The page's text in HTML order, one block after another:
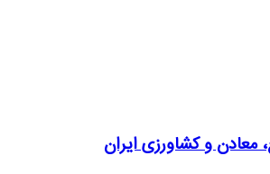
معادن و کشاورزی ایران